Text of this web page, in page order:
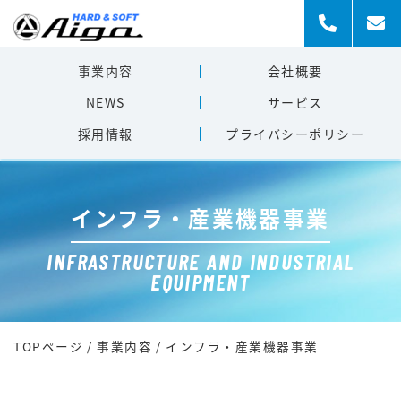
事業内容
会社概要
NEWS
サービス
採用情報
プライバシーポリシー
インフラ・産業機器事業
INFRASTRUCTURE AND INDUSTRIAL
EQUIPMENT
TOPページ / 事業内容 / インフラ・産業機器事業